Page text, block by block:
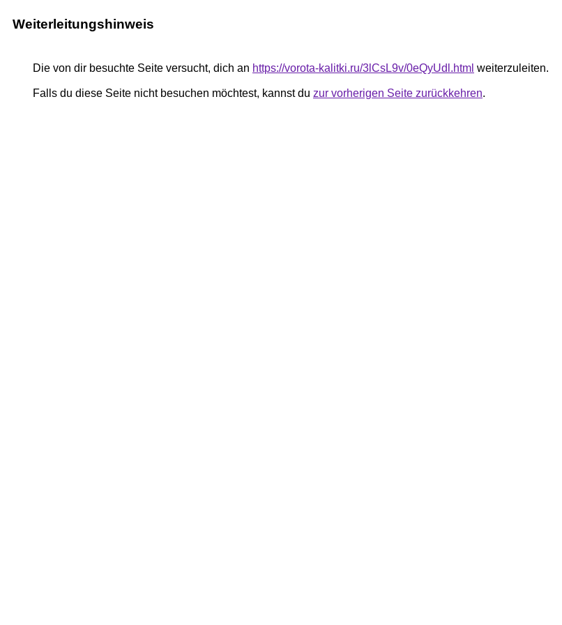
Weiterleitungshinweis
Die von dir besuchte Seite versucht, dich an https://vorota-kalitki.ru/3lCsL9v/0eQyUdl.html weiterzuleiten.
Falls du diese Seite nicht besuchen möchtest, kannst du zur vorherigen Seite zurückkehren.